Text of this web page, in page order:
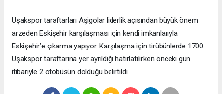
Uşakspor taraftarları Aşigolar liderlik açısından büyük önem
arzeden Eskişehir karşılaşması için kendi imkanlarıyla
Eskişehir’e çıkarma yapıyor. Karşılaşma için tirübünlerde 1700
Uşakspor taraftarına yer ayrıldığı hatırlatılırken önceki gün
itibariyle 2 otobüsün dolduğu belirtildi.